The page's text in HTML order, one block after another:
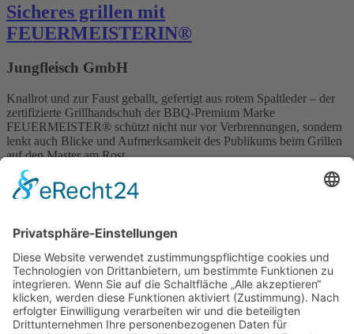
Sicheres grillen mit
FEUERMEISTERIN®
Jungfleisch GmbH
Knallrot und zur Faust geballt, gefertigt aus rotem Spaltleder – der
zertifizierte Grillhandschuh der BBQ-Premium Marke
FEUERMEISTER® schützt nicht nur vor Verbrennungen, sondern
lenkt auch Blicke und Aufmerksamkeit des Publikums beim Grillen
auf den Master am Rost.
Windspiration für den
Frühling:Windspiele von Invento bringen
Farbe und Bewegungin den Garten und
auf den Balkon
Invento